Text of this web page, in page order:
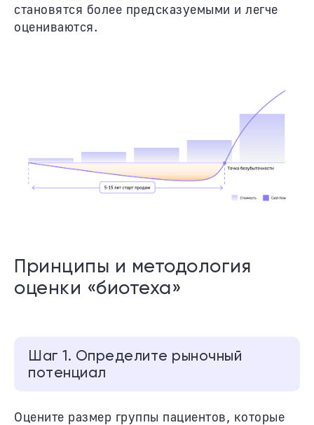
становятся более предсказуемыми и легче
оцениваются.
Принципы и методология
оценки «биотеха»
Шаг 1. Определите рыночный
потенциал
Оцените размер группы пациентов, которые